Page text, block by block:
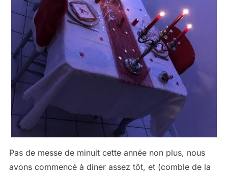
Pas de messe de minuit cette année non plus, nous
avons commencé à diner assez tôt, et (comble de la